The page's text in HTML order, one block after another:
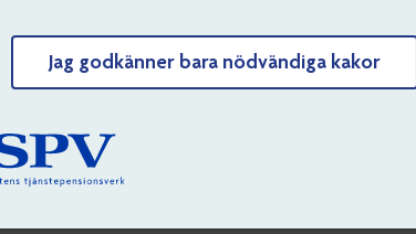
Jag godkänner bara nödvändiga kakor
från oss räknasintesom
mer information.